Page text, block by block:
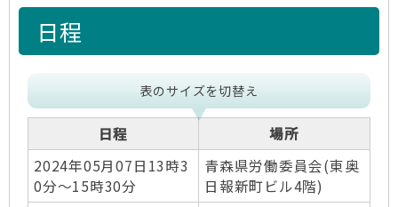
日程
表のサイズを切替え
日程
場所
2024年05月07日13時3
0分～15時30分
青森県労働委員会(東奥
日報新町ビル4階)